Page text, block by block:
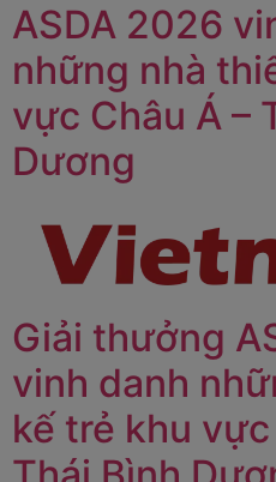
ASDA 2026
những nhà
vực Châu Á –
Dương
Giải thưởng
vinh danh
kế trẻ khu vực